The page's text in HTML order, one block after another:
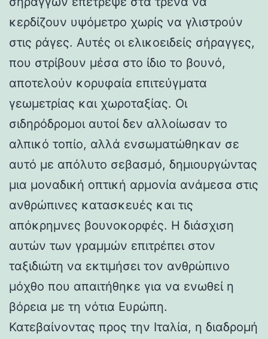
κερδίζουν υψόμετρο χωρίς να γλιστρούν
στις ράγες. Αυτές οι ελικοειδείς σήραγγες,
που στρίβουν μέσα στο ίδιο το βουνό,
αποτελούν κορυφαία επιτεύγματα
γεωμετρίας και χωροταξίας. Οι
σιδηρόδρομοι αυτοί δεν αλλοίωσαν το
αλπικό τοπίο, αλλά ενσωματώθηκαν σε
αυτό με απόλυτο σεβασμό, δημιουργώντας
μια μοναδική οπτική αρμονία ανάμεσα στις
ανθρώπινες κατασκευές και τις
απόκρημνες βουνοκορφές. Η διάσχιση
αυτών των γραμμών επιτρέπει στον
ταξιδιώτη να εκτιμήσει τον ανθρώπινο
μόχθο που απαιτήθηκε για να ενωθεί η
βόρεια με τη νότια Ευρώπη.
Κατεβαίνοντας προς την Ιταλία, η διαδρομή